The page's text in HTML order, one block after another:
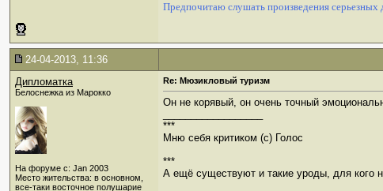
Предпочитаю слушать произведения
24-04-2013, 11:36
Дипломатка
Белоснежка из Марокко
На форуме с: Jan 2003
Место жительства: в основном,
все-таки восточное полушарие
Re: Мюзикловый туризм
Он не корявый, он очень точный
***
Мню себя критиком (c) Голос
***
А ещё существуют и такие уроды, для кого